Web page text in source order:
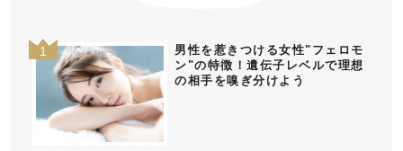
男性を惹きつける女性"フェロモ
ン"の特徴！遺伝子レベルで理想
の相手を嗅ぎ分けよう